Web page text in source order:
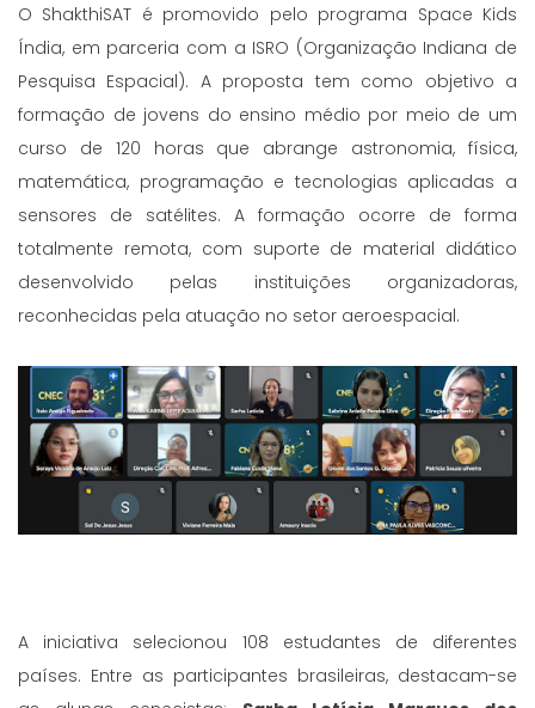
O ShakthiSAT é promovido pelo programa Space Kids
Índia, em parceria com a ISRO (Organização Indiana de
Pesquisa Espacial). A proposta tem como objetivo a
formação de jovens do ensino médio por meio de um
curso de 120 horas que abrange astronomia, física,
matemática, programação e tecnologias aplicadas a
sensores de satélites. A formação ocorre de forma
totalmente remota, com suporte de material didático
desenvolvido pelas instituições organizadoras,
reconhecidas pela atuação no setor aeroespacial.
A iniciativa selecionou 108 estudantes de diferentes
países. Entre as participantes brasileiras, destacam-se